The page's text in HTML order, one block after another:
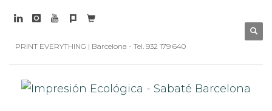
PRINT EVERYTHING | Barcelona - Tel. 932 179 640